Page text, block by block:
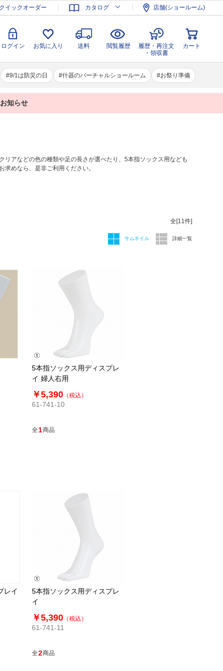
イックオーダー カタログ 店舗(ショールーム)
ログイン お気に入り 送料 閲覧履歴
履歴・再注文
・領収書
カート
9/1は防災の日 什器のバーチャルショールーム お祭り準備
録 ログイン お気に入り 送料 閲覧履歴
履歴・再注文
・領収書
カート
知らせ
アなどの色の種類や足の長さが選べたり、5本指ソックス用なども
めなら、是非ご利用ください。
全[11件]
サムネイル 詳細一覧
5本指ソックス用ディスプレ
イ 婦人右用
￥5,390 （税込）
61-741-10
全1商品
レイ
5本指ソックス用ディスプレ
イ
￥5,390 （税込）
61-741-11
全2商品